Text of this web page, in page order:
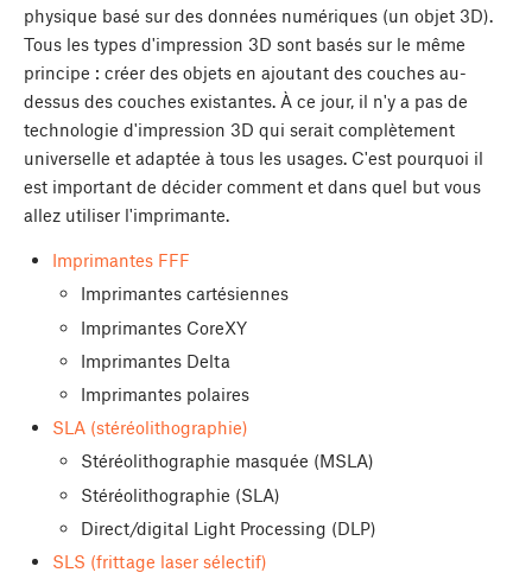
physique basé sur des données numériques (un objet 3D).
Tous les types d'impression 3D sont basés sur le même
principe : créer des objets en ajoutant des couches au-
dessus des couches existantes. À ce jour, il n'y a pas de
technologie d'impression 3D qui serait complètement
universelle et adaptée à tous les usages. C'est pourquoi il
est important de décider comment et dans quel but vous
allez utiliser l'imprimante.
Imprimantes FFF
Imprimantes cartésiennes
Imprimantes CoreXY
Imprimantes Delta
Imprimantes polaires
SLA (stéréolithographie)
Stéréolithographie masquée (MSLA)
Stéréolithographie (SLA)
Direct/digital Light Processing (DLP)
SLS (frittage laser sélectif)